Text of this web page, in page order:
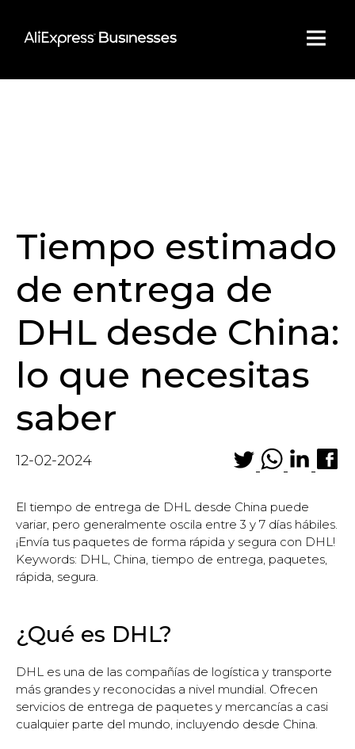
content
Tiempo estimado
de entrega de
DHL desde China:
lo que necesitas
saber
12-02-2024
El tiempo de entrega de DHL desde China puede
variar, pero generalmente oscila entre 3 y 7 días hábiles.
¡Envía tus paquetes de forma rápida y segura con DHL!
Keywords: DHL, China, tiempo de entrega, paquetes,
rápida, segura.
¿Qué es DHL?
DHL es una de las compañías de logística y transporte
más grandes y reconocidas a nivel mundial. Ofrecen
servicios de entrega de paquetes y mercancías a casi
cualquier parte del mundo, incluyendo desde China.